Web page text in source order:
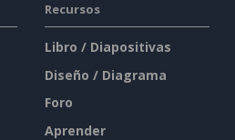
Recursos
Libro / Diapositivas
Diseño / Diagrama
Foro
Aprender